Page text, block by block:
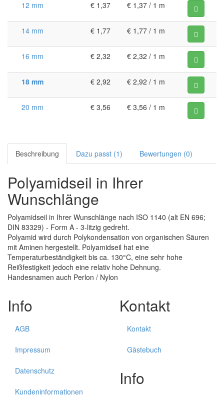
12 mm € 1,37 € 1,37 / 1 m
14 mm € 1,77 € 1,77 / 1 m
16 mm € 2,32 € 2,32 / 1 m
18 mm € 2,92 € 2,92 / 1 m
20 mm € 3,56 € 3,56 / 1 m
Beschreibung Dazu passt (1) Bewertungen (0)
Polyamidseil in Ihrer
Wunschlänge
Polyamidseil in Ihrer Wunschlänge nach ISO 1140 (alt EN 696;
DIN 83329) - Form A - 3-litzig gedreht.
Polyamid wird durch Polykondensation von organischen Säuren
mit Aminen hergestellt. Polyamidseil hat eine
Temperaturbeständigkeit bis ca. 130°C, eine sehr hohe
Reißfestigkeit jedoch eine relativ hohe Dehnung.
Handesnamen auch Perlon / Nylon
Info
AGB
Impressum
Datenschutz
Kundeninformationen
Kontakt
Kontakt
Gästebuch
Info